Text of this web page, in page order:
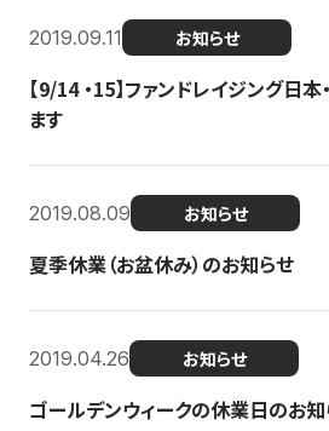
2019.09.11 お知らせ
【9/14 ・15】ファンドレイジング日本
ます
2019.08.09 お知らせ
夏季休業（お盆休み）のお知らせ
2019.04.26 お知らせ
ゴールデンウィークの休業日のお